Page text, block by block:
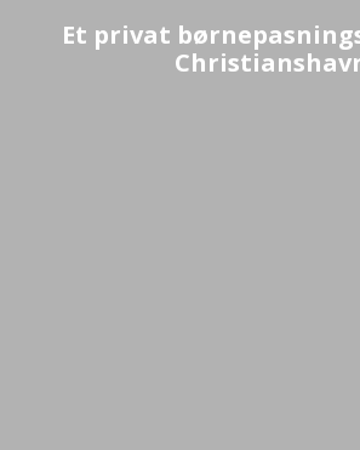
Et privat